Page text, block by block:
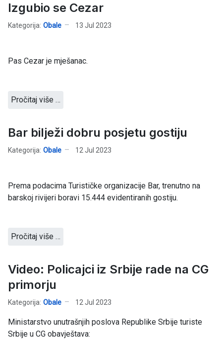
Izgubio se Cezar
Kategorija: Obale 13 Jul 2023
Pas Cezar je mješanac.
Pročitaj više …
Bar bilježi dobru posjetu gostiju
Kategorija: Obale 12 Jul 2023
Prema podacima Turističke organizacije Bar, trenutno na
barskoj rivijeri boravi 15.444 evidentiranih gostiju.
Pročitaj više …
Video: Policajci iz Srbije rade na CG
primorju
Kategorija: Obale 12 Jul 2023
Ministarstvo unutrašnjih poslova Republike Srbije turiste
Srbije u CG obavještava: